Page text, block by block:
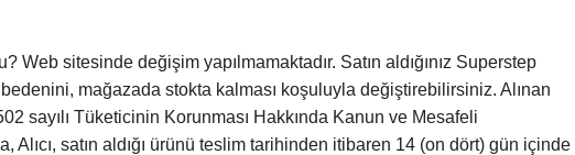
Web sitesinde değişim yapılmamaktadır. Satın aldığınız Superstep
mağazada stokta kalması koşuluyla değiştirebilirsiniz. Alınan
sayılı Tüketicinin Korunması Hakkında Kanun ve Mesafeli
Alıcı, satın aldığı ürünü teslim tarihinden itibaren 14 (on dört) gün içinde